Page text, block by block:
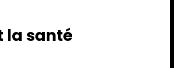
la santé